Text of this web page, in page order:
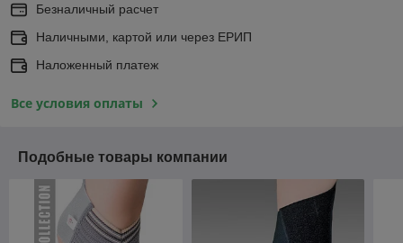
Безналичный расчет
Наличными, картой или через ЕРИП
Наложенный платеж
Все условия оплаты
Подобные товары компании